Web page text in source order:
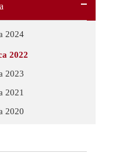
2024
2022
2023
2021
2020